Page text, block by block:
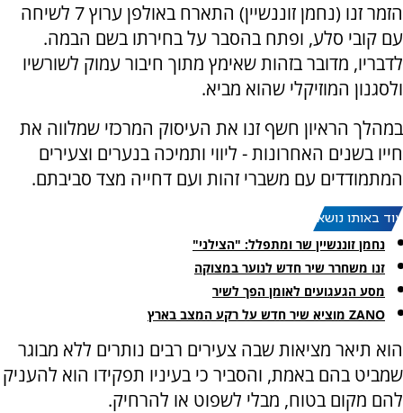
הזמר זנו (נחמן זוננשיין) התארח באולפן ערוץ 7 לשיחה
עם קובי סלע, ופתח בהסבר על בחירתו בשם הבמה.
לדבריו, מדובר בזהות שאימץ מתוך חיבור עמוק לשורשיו
ולסגנון המוזיקלי שהוא מביא.
במהלך הראיון חשף זנו את העיסוק המרכזי שמלווה את
חייו בשנים האחרונות - ליווי ותמיכה בנערים וצעירים
המתמודדים עם משברי זהות ועם דחייה מצד סביבתם.
עוד באותו נושא:
נחמן זוננשיין שר ומתפלל: "הצילני"
זנו משחרר שיר חדש לנוער במצוקה
מסע הגעגועים לאומן הפך לשיר
ZANO מוציא שיר חדש על רקע המצב בארץ
הוא תיאר מציאות שבה צעירים רבים נותרים ללא מבוגר
שמביט בהם באמת, והסביר כי בעיניו תפקידו הוא להעניק
להם מקום בטוח, מבלי לשפוט או להרחיק.